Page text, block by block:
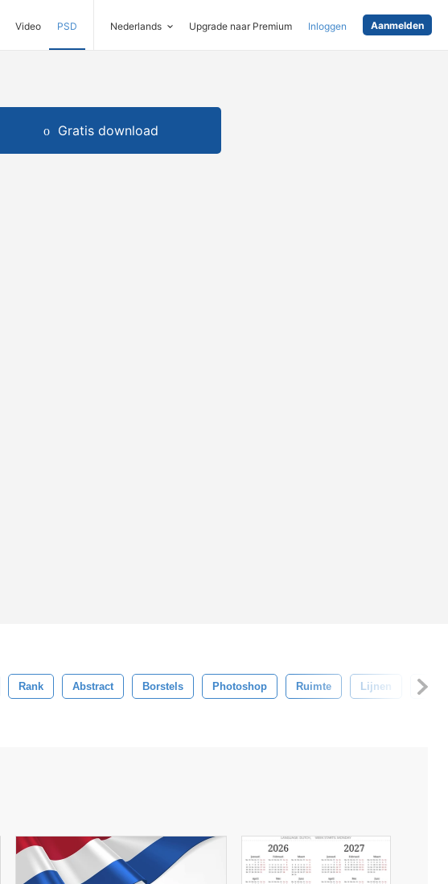
Video PSD Nederlands Upgrade naar Premium Inloggen Aanmelden
Gratis download
Rank Abstract Borstels Photoshop Ruimte Lijnen